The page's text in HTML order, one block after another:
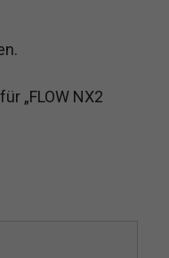
„FLOW NX2